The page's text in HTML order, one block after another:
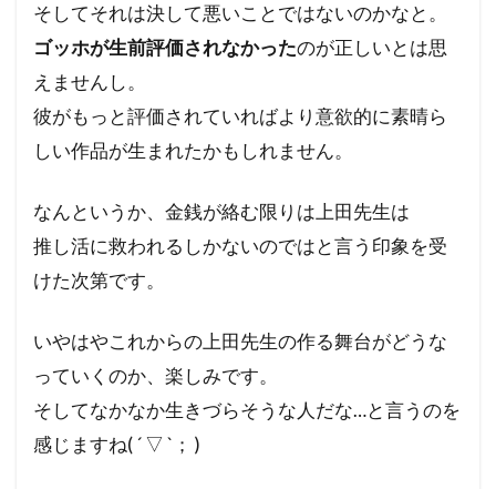
そしてそれは決して悪いことではないのかなと。
ゴッホが生前評価されなかったのが正しいとは思
えませんし。
彼がもっと評価されていればより意欲的に素晴ら
しい作品が生まれたかもしれません。
なんというか、金銭が絡む限りは上田先生は
推し活に救われるしかないのではと言う印象を受
けた次第です。
いやはやこれからの上田先生の作る舞台がどうな
っていくのか、楽しみです。
そしてなかなか生きづらそうな人だな…と言うのを
感じますね( ´ ▽ `； )